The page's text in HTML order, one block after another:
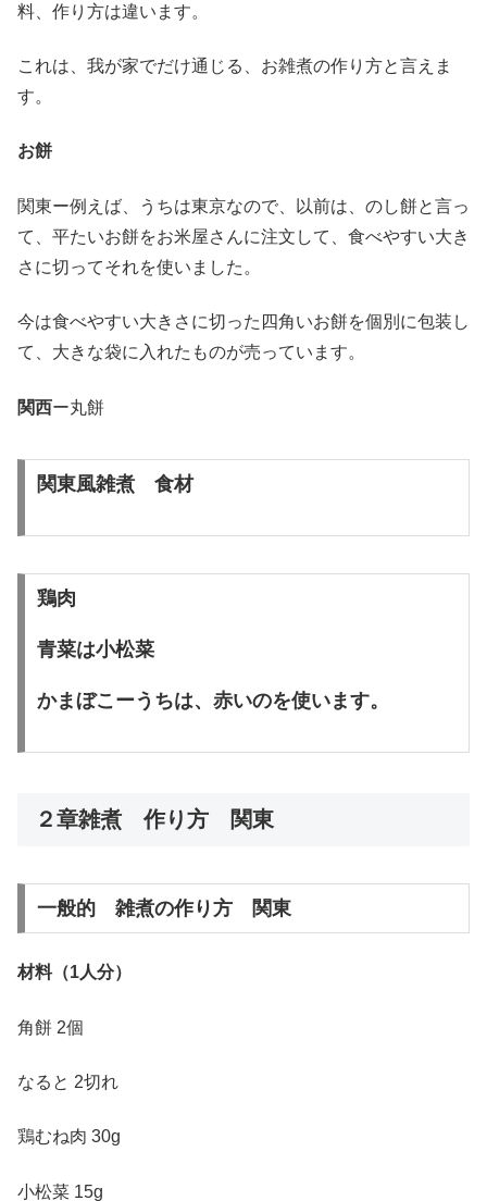
料、作り方は違います。
これは、我が家でだけ通じる、お雑煮の作り方と言えま
す。
お餅
関東ー例えば、うちは東京なので、以前は、のし餅と言っ
て、平たいお餅をお米屋さんに注文して、食べやすい大き
さに切ってそれを使いました。
今は食べやすい大きさに切った四角いお餅を個別に包装し
て、大きな袋に入れたものが売っています。
関西ー丸餅
関東風雑煮 食材
鶏肉
青菜は小松菜
かまぼこーうちは、赤いのを使います。
２章雑煮 作り方 関東
一般的 雑煮の作り方 関東
材料（1人分）
角餅 2個
なると 2切れ
鶏むね肉 30g
小松菜 15g